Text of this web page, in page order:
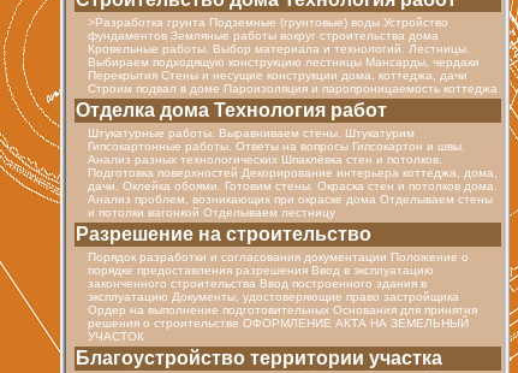
>Разработка грунта Подземные (грунтовые) воды Устройство
фундаментов Земляные работы вокруг строительства дома
Кровельные работы. Выбор материала и технологий. Лестницы.
Выбираем подходящую конструкцию лестницы Мансарды, чердаки
Перекрытия Стены и несущие конструкции дома, коттеджа, дачи
Строим подвал в доме Пароизоляция и паропроницаемость коттеджа
Отделка дома Технология работ
Штукатурные работы. Выравниваем стены. Штукатурим
Гипсокартонные работы. Ответы на вопросы Гипсокартон и швы.
Анализ разных технологических Шпаклёвка стен и потолков.
Подготовка поверхностей Декорирование интерьера коттеджа, дома,
дачи, Оклейка обоями. Готовим стены. Окраска стен и потолков дома.
Анализ проблем, возникающих при окраске дома Отделываем стены
и потолки вагонкой Отделываем лестницу
Разрешение на строительство
Порядок разработки и согласования документации Положение о
порядке предоставления разрешения Ввод в эксплуатацию
законченного строительства Ввод построенного здания в
эксплуатацию Документы, удостоверяющие право застройщика
Ордер на выполнение подготовительных Основания для принятия
решения о строительстве ОФОРМЛЕНИЕ АКТА НА ЗЕМЕЛЬНЫЙ
УЧАСТОК
Благоустройство территории участка